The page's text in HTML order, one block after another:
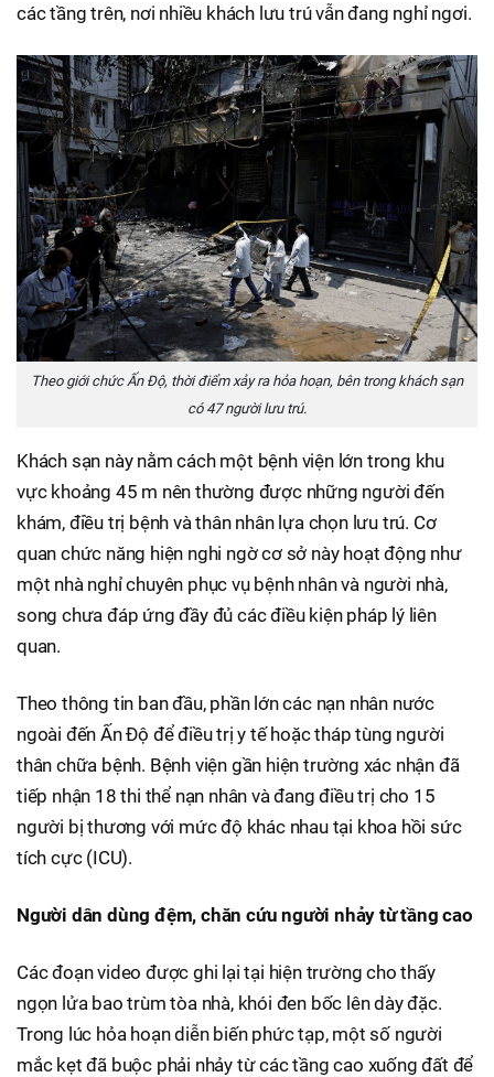
các tầng trên, nơi nhiều khách lưu trú vẫn đang nghỉ ngơi.
Theo giới chức Ấn Độ, thời điểm xảy ra hỏa hoạn, bên trong khách sạn
có 47 người lưu trú.
Khách sạn này nằm cách một bệnh viện lớn trong khu
vực khoảng 45 m nên thường được những người đến
khám, điều trị bệnh và thân nhân lựa chọn lưu trú. Cơ
quan chức năng hiện nghi ngờ cơ sở này hoạt động như
một nhà nghỉ chuyên phục vụ bệnh nhân và người nhà,
song chưa đáp ứng đầy đủ các điều kiện pháp lý liên
quan.
Theo thông tin ban đầu, phần lớn các nạn nhân nước
ngoài đến Ấn Độ để điều trị y tế hoặc tháp tùng người
thân chữa bệnh. Bệnh viện gần hiện trường xác nhận đã
tiếp nhận 18 thi thể nạn nhân và đang điều trị cho 15
người bị thương với mức độ khác nhau tại khoa hồi sức
tích cực (ICU).
Người dân dùng đệm, chăn cứu người nhảy từ tầng cao
Các đoạn video được ghi lại tại hiện trường cho thấy
ngọn lửa bao trùm tòa nhà, khói đen bốc lên dày đặc.
Trong lúc hỏa hoạn diễn biến phức tạp, một số người
mắc kẹt đã buộc phải nhảy từ các tầng cao xuống đất để